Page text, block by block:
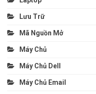
Lưu Trữ
Mã Nguồn Mở
Máy Chủ
Máy Chủ Dell
Máy Chủ Email